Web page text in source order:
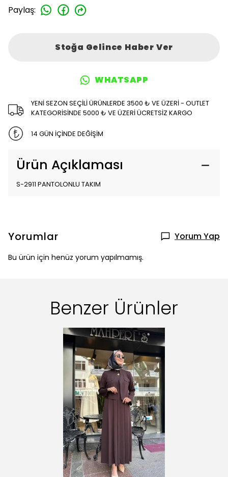
Paylaş:
Stoğa Gelince Haber Ver
WHATSAPP
YENİ SEZON SEÇİLİ ÜRÜNLERDE 3500 ₺ VE ÜZERİ - OUTLET
KATEGORİSİNDE 5000 ₺ VE ÜZERİ ÜCRETSİZ KARGO
14 GÜN İÇİNDE DEĞİŞİM
Ürün Açıklaması
S-2911 PANTOLONLU TAKIM
Yorumlar Yorum Yap
Bu ürün için henüz yorum yapılmamış.
Benzer Ürünler